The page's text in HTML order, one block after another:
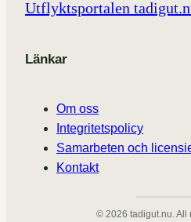
Utflyktsportalen
Länkar
Om oss
Integritetspolicy
Samarbeten och
Kontakt
© 2026 tadigut.nu. All